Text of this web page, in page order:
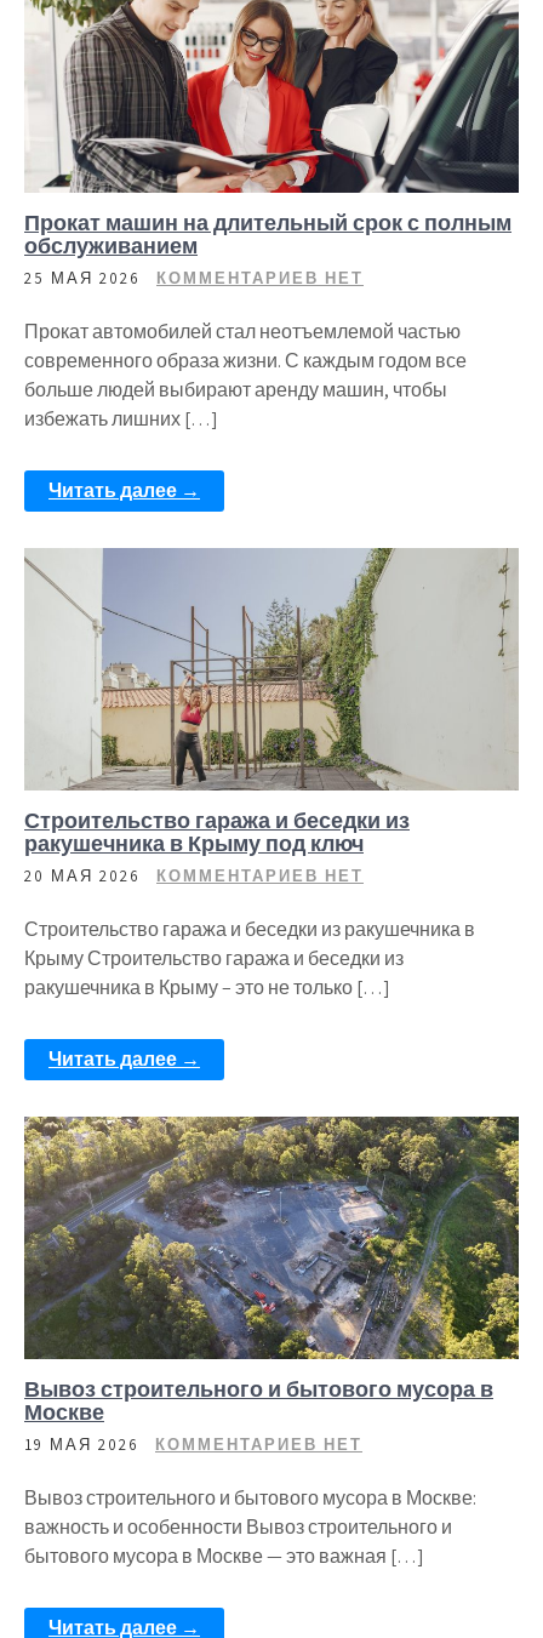
Прокат машин на длительный срок с полным
обслуживанием
25 МАЯ 2026 КОММЕНТАРИЕВ НЕТ
Прокат автомобилей стал неотъемлемой частью
современного образа жизни. С каждым годом все
больше людей выбирают аренду машин, чтобы
избежать лишних […]
Читать далее →
Строительство гаража и беседки из
ракушечника в Крыму под ключ
20 МАЯ 2026 КОММЕНТАРИЕВ НЕТ
Строительство гаража и беседки из ракушечника в
Крыму Строительство гаража и беседки из
ракушечника в Крыму – это не только […]
Читать далее →
Вывоз строительного и бытового мусора в
Москве
19 МАЯ 2026 КОММЕНТАРИЕВ НЕТ
Вывоз строительного и бытового мусора в Москве:
важность и особенности Вывоз строительного и
бытового мусора в Москве — это важная […]
Читать далее →